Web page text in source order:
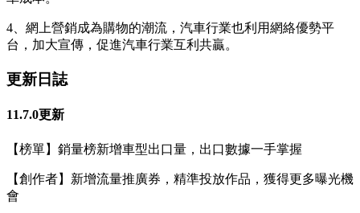
4、網上營銷成為購物的潮流，汽車行業也利用網絡優勢平
台，加大宣傳，促進汽車行業互利共贏。
更新日誌
11.7.0更新
【榜單】銷量榜新增車型出口量，出口數據一手掌握
【創作者】新增流量推廣券，精準投放作品，獲得更多曝光機
會